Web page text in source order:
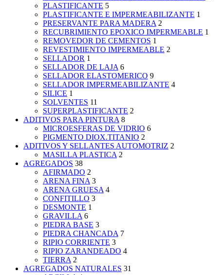
PLASTIFICANTE 5
PLASTIFICANTE E IMPERMEABILIZANTE 1
PRESERVANTE PARA MADERA 2
RECUBRIMIENTO EPOXICO IMPERMEABLE 1
REMOVEDOR DE CEMENTOS 1
REVESTIMIENTO IMPERMEABLE 2
SELLADOR 1
SELLADOR DE LAJA 6
SELLADOR ELASTOMERICO 9
SELLADOR IMPERMEABILIZANTE 4
SILICE 1
SOLVENTES 11
SUPERPLASTIFICANTE 2
ADITIVOS PARA PINTURA 8
MICROESFERAS DE VIDRIO 6
PIGMENTO DIOX.TITANIO 2
ADITIVOS Y SELLANTES AUTOMOTRIZ 2
MASILLA PLASTICA 2
AGREGADOS 38
AFIRMADO 2
ARENA FINA 3
ARENA GRUESA 4
CONFITILLO 3
DESMONTE 1
GRAVILLA 6
PIEDRA BASE 3
PIEDRA CHANCADA 7
RIPIO CORRIENTE 3
RIPIO ZARANDEADO 4
TIERRA 2
AGREGADOS NATURALES 31